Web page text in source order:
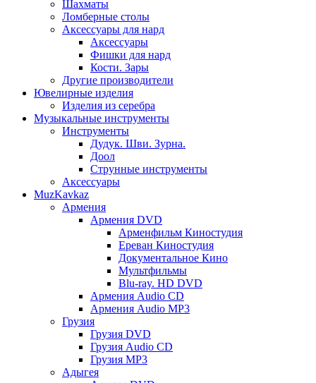
Шахматы
Ломберные столы
Аксессуары для нард
Аксессуары
Фишки для нард
Кости. Зары
Другие производители
Ювелирные изделия
Изделия из серебра
Музыкальные инструменты
Инструменты
Дудук. Шви. Зурна.
Доол
Струнные инструменты
Аксессуары
MuzKavkaz
Армения
Армения DVD
Арменфильм Киностудия
Ереван Киностудия
Документальное Кино
Мультфильмы
Blu-ray. HD DVD
Армения Audio CD
Армения Audio MP3
Грузия
Грузия DVD
Грузия Audio CD
Грузия MP3
Адыгея